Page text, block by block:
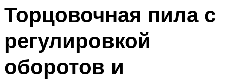
Торцовочная пила с
регулировкой
оборотов и